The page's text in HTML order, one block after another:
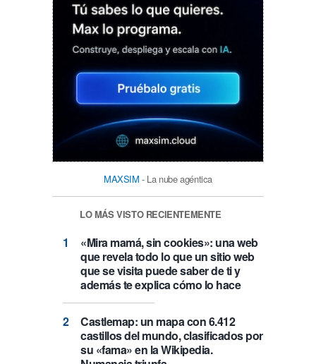
MAXSIM - La nube agéntica
LO MÁS VISTO RECIENTEMENTE
«Mira mamá, sin cookies»: una web
que revela todo lo que un sitio web
que se visita puede saber de ti y
además te explica cómo lo hace
Castlemap: un mapa con 6.412
castillos del mundo, clasificados por
su «fama» en la Wikipedia.